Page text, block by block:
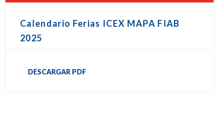
Calendario Ferias ICEX MAPA FIAB
2025
DESCARGAR PDF